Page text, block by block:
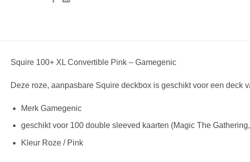
Squire 100+ XL Convertible Pink – Gamegenic
Deze roze, aanpasbare Squire deckbox is geschikt voor een deck
Merk Gamegenic
geschikt voor 100 double sleeved kaarten (Magic The
Kleur Roze / Pink